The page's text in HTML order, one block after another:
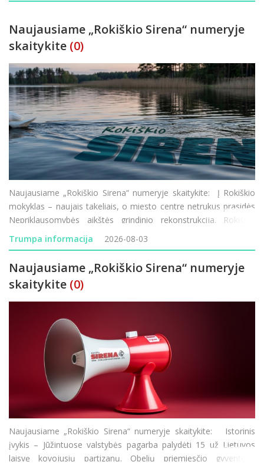
Naujausiame „Rokiškio Sirena“ numeryje
skaitykite (0)
Naujausiame „Rokiškio Sirena“ numeryje skaitykite: Į Rokiškio
mokyklas – naujais takeliais, o miesto centre netrukus prasidės
Nepriklausomybės aikštės grindinio rekonstrukcija. Rokiškio
vardu žais moterų krepšinio komanda, tačiau joje ko
Trumpa informacija 2026-08-03
Naujausiame „Rokiškio Sirena“ numeryje
skaitykite (0)
Naujausiame „Rokiškio Sirena“ numeryje skaitykite: Istorinis
įvykis – Jūžintuose valstybės pagarba palydėti 15 už Lietuvos
laisvę kovojusių partizanų. Obelių priemiesčio gyventojai